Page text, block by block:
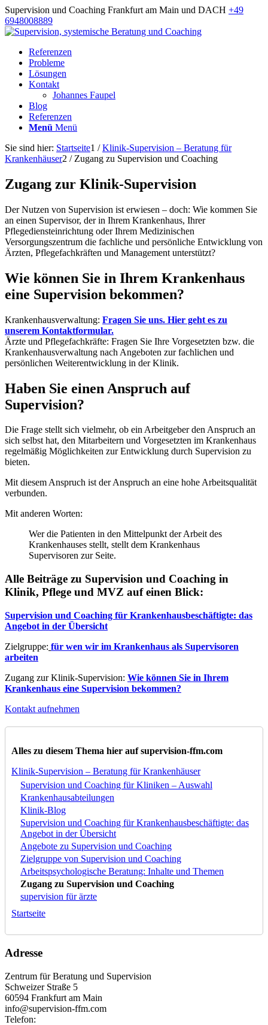
Supervision und Coaching Frankfurt am Main und DACH +49
6948008889
Referenzen
Probleme
Lösungen
Kontakt
Johannes Faupel
Blog
Referenzen
Menü Menü
Sie sind hier: Startseite1 / Klinik-Supervision – Beratung für
Krankenhäuser2 / Zugang zu Supervision und Coaching
Zugang zur Klinik-Supervision
Der Nutzen von Supervision ist erwiesen – doch: Wie kommen Sie
an einen Supervisor, der in Ihrem Krankenhaus, Ihrer
Pflegediensteinrichtung oder Ihrem Medizinischen
Versorgungszentrum die fachliche und persönliche Entwicklung von
Ärzten, Pflegefachkräften und Management unterstützt?
Wie können Sie in Ihrem Krankenhaus
eine Supervision bekommen?
Krankenhausverwaltung: Fragen Sie uns. Hier geht es zu
unserem Kontaktformular.
Ärzte und Pflegefachkräfte: Fragen Sie Ihre Vorgesetzten bzw. die
Krankenhausverwaltung nach Angeboten zur fachlichen und
persönlichen Weiterentwicklung in der Klinik.
Haben Sie einen Anspruch auf
Supervision?
Die Frage stellt sich vielmehr, ob ein Arbeitgeber den Anspruch an
sich selbst hat, den Mitarbeitern und Vorgesetzten im Krankenhaus
regelmäßig Möglichkeiten zur Entwicklung durch Supervision zu
bieten.
Mit diesem Anspruch ist der Anspruch an eine hohe Arbeitsqualität
verbunden.
Mit anderen Worten:
Wer die Patienten in den Mittelpunkt der Arbeit des
Krankenhauses stellt, stellt dem Krankenhaus
Supervisoren zur Seite.
Alle Beiträge zu Supervision und Coaching in
Klinik, Pflege und MVZ auf einen Blick:
Supervision und Coaching für Krankenhausbeschäftigte: das
Angebot in der Übersicht
Zielgruppe: für wen wir im Krankenhaus als Supervisoren
arbeiten
Zugang zur Klinik-Supervision: Wie können Sie in Ihrem
Krankenhaus eine Supervision bekommen?
Kontakt aufnehmen
Alles zu diesem Thema hier auf supervision-ffm.com
Klinik-Supervision – Beratung für Krankenhäuser
Supervision und Coaching für Kliniken – Auswahl
Krankenhausabteilungen
Klinik-Blog
Supervision und Coaching für Krankenhausbeschäftigte: das
Angebot in der Übersicht
Angebote zu Supervision und Coaching
Zielgruppe von Supervision und Coaching
Arbeitspsychologische Beratung: Inhalte und Themen
Zugang zu Supervision und Coaching
supervision für ärzte
Startseite
Adresse
Zentrum für Beratung und Supervision
Schweizer Straße 5
60594 Frankfurt am Main
info@supervision-ffm.com
Telefon: